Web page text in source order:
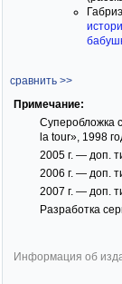
сравнить >>
Примечание:
Суперобложка
la tour», 1998
2005 г. — доп.
2006 г. — доп.
2007 г. — доп.
Разработка
Информация об